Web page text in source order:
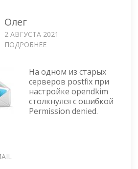
Олег
2 АВГУСТА 2021
ПОДРОБНЕЕ
OPENDKIM
—
CAN'T
LOAD
KEY
На одном из старых
серверов postfix при
настройке opendkim
столкнулся с ошибкой
Permission denied.